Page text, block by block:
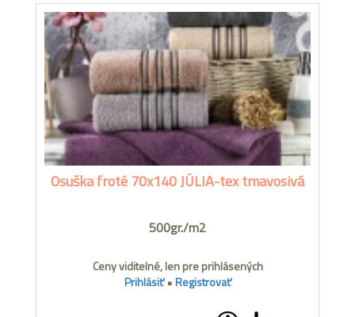
Osuška froté 70x140 JÚLIA-tex tmavosivá
500gr./m2
Ceny viditelné, len pre prihlásených
Prihlásiť•Registrovať